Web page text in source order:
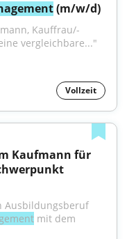
(m/w/d)
Kauffrau/-
vergleichbare..."
Vollzeit
Ausbildungsberuf
mit dem